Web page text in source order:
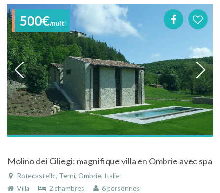
500€/nuit
Molino dei Ciliegi: magnifique villa en Ombrie avec spa
Rotecastello, Terni, Ombrie, Italie
Villa
2 chambres 6 personnes